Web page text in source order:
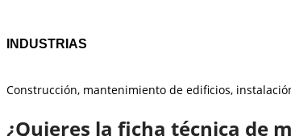
INDUSTRIAS
Construcción, mantenimiento de edificios,
¿Quieres la ficha técnica de